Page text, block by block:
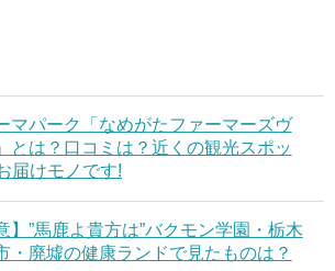
マパーク「なめがたファーマーズヴ
とは？口コミは？近くの観光スポッ
届けモノです!
】”馬鹿よ貴方は”バクモン学園・栃木
・廃墟の健康ランドで見たものは？